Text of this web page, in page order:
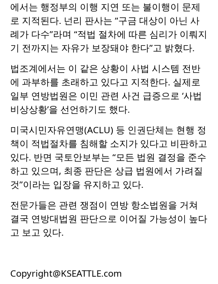
에서는 행정부의 이행 지연 또는 불이행이 문제
로 지적된다. 넌리 판사는 “구금 대상이 아닌 사
례가 다수”라며 “적법 절차에 따른 심리가 이뤄지
기 전까지는 자유가 보장돼야 한다”고 밝혔다.
법조계에서는 이 같은 상황이 사법 시스템 전반
에 과부하를 초래하고 있다고 지적한다. 실제로
일부 연방법원은 이민 관련 사건 급증으로 ‘사법
비상상황’을 선언하기도 했다.
미국시민자유연맹(ACLU) 등 인권단체는 현행 정
책이 적법절차를 침해할 소지가 있다고 비판하고
있다. 반면 국토안보부는 “모든 법원 결정을 준수
하고 있으며, 최종 판단은 상급 법원에서 가려질
것”이라는 입장을 유지하고 있다.
전문가들은 관련 쟁점이 연방 항소법원을 거쳐
결국 연방대법원 판단으로 이어질 가능성이 높다
고 보고 있다.
Copyright@KSEATTLE.com